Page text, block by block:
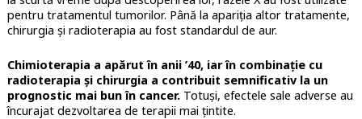
pentru tratamentul tumorilor. Până la apariția altor tratamente,
chirurgia și radioterapia au fost standardul de aur.
Chimioterapia a apărut în anii ’40, iar în combinație cu
radioterapia și chirurgia a contribuit semnificativ la un
prognostic mai bun în cancer.Totuși, efectele sale adverse au
încurajat dezvoltarea de terapii mai țintite.